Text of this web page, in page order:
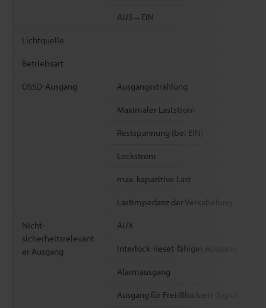
AUS→EIN
Lichtquelle
Betriebsart
OSSD-Ausgang Ausgangsstrahlung
Maximaler Laststrom
Restspannung (bei EIN)
Leckstrom
max. kapazitive Last
Lastimpedanz der Verkabelung
Nicht-
sicherheitsrelevant
er Ausgang
AUX
Interlock-Reset-fähiger Ausgang
Alarmausgang
Ausgang für Frei/Blockiert-Signal